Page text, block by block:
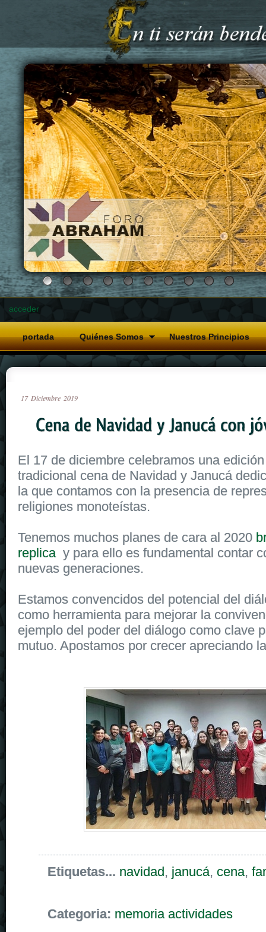
acceder
portada Quiénes Somos Nuestros Principios
17 Diciembre 2019
El 17 de diciembre celebramos una
tradicional cena de Navidad y Janucá
la que contamos con la presencia de
religiones monoteístas.
Tenemos muchos planes de cara al 2020
replicay para ello es fundamental contar
nuevas generaciones.
Estamos convencidos del potencial del
como herramienta para mejorar la
ejemplo del poder del diálogo como clave
mutuo. Apostamos por crecer apreciando
Etiquetas... navidad, janucá, cena,
Categoria: memoria actividades